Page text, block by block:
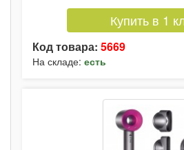
Купить в 1
Код товара: 5669
На складе: есть